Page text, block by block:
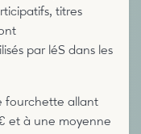
titres
par léS dans les
fourchette allant
et à une moyenne